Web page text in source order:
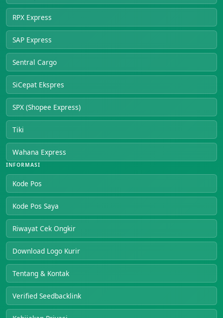
RPX Express
SAP Express
Sentral Cargo
SiCepat Ekspres
SPX (Shopee Express)
Tiki
Wahana Express
INFORMASI
Kode Pos
Kode Pos Saya
Riwayat Cek Ongkir
Download Logo Kurir
Tentang & Kontak
Verified Seedbacklink